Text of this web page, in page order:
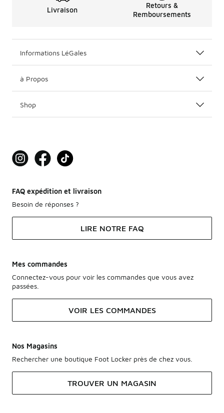
Livraison
Retours &
Remboursements
Informations LéGales
à Propos
Shop
FAQ expédition et livraison
Besoin de réponses ?
LIRE NOTRE FAQ
Mes commandes
Connectez-vous pour voir les commandes que vous avez
passées.
VOIR LES COMMANDES
Nos Magasins
Rechercher une boutique Foot Locker près de chez vous.
TROUVER UN MAGASIN